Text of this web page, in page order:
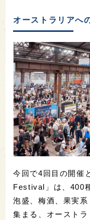
オーストラリアへ
今回で4回目の開催
Festival」は、400
泡盛、梅酒、果実
集まる、オースト